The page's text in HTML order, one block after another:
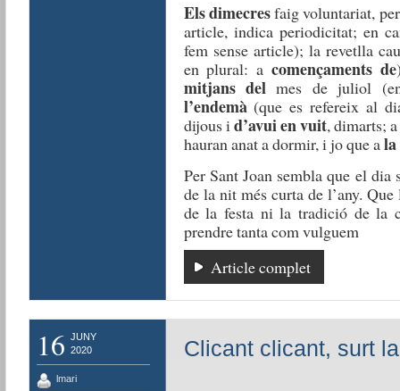
Els dimecresfaig voluntariat,
article, indica periodicitat; en
fem sense article); la revetlla
en plural: acomençaments de
mitjans delmes de juliol
l’endemà (que es refereix al
dijous id’avui en vuit, dimarts; a
hauran anat a dormir, i jo que a
Per Sant Joan sembla que el dia
de la nit més curta de l’any.
de la festa ni la tradició de la
prendre tanta com vulguem
Article complet
16 JUNY
2020
lmari
Clicant clicant, surt